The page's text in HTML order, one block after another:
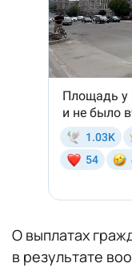
О выплатах
в результате